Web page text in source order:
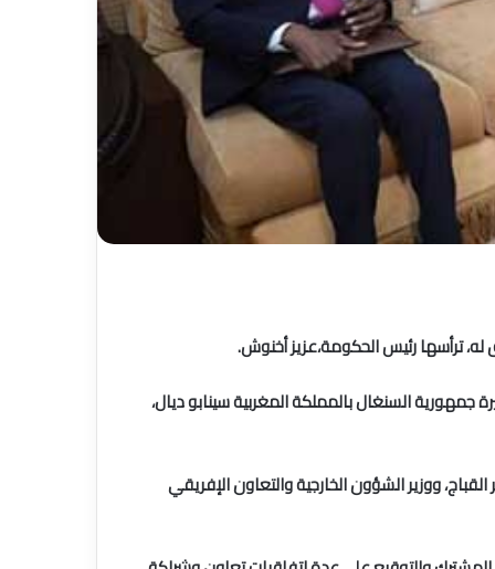
جمهورية السنغال بالمملكة المغربية سينابو ديال،
ووزير الشؤون الخارجية والتعاون الإفريقي